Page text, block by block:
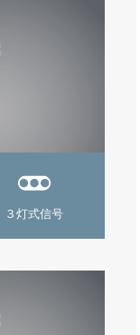
３灯式信号